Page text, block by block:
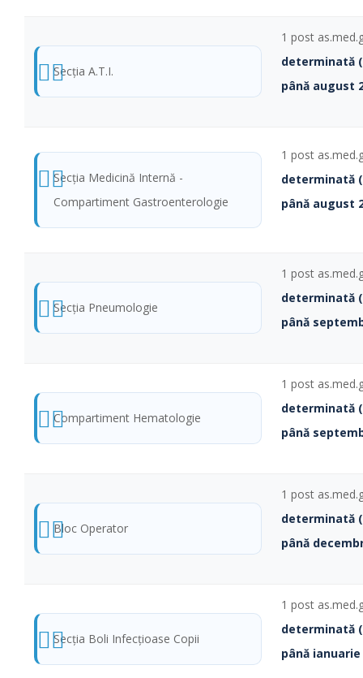
Secţia A.T.I.
1 post
determinată
până august
Secţia Medicină Internă -
Compartiment Gastroenterologie
1 post
determinată
până august
Secţia Pneumologie
1 post
determinată
până
Compartiment Hematologie
1 post
determinată
până
Bloc Operator
1 post
determinată
până
Secţia Boli Infecţioase Copii
1 post
determinată
până ianuarie